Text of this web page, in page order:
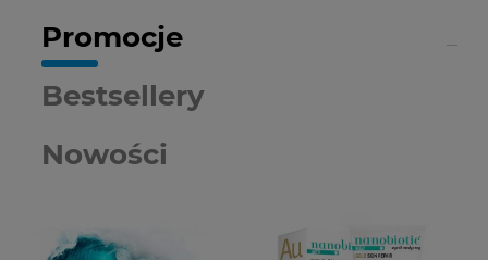
Promocje
Nowości
Bestsellery